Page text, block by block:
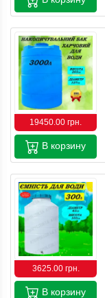
19450.00 грн.
В корзину
3625.00 грн.
В корзину